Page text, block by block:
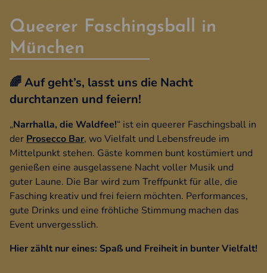
Narrhalla, die Waldfee!
Beschreibung
Queerer Faschingsball in
München
🌈 Auf geht’s, lasst uns die Nacht
durchtanzen und feiern!
„Narrhalla, die Waldfee!“ ist ein queerer Faschingsball in
der Prosecco Bar, wo Vielfalt und Lebensfreude im
Mittelpunkt stehen. Gäste kommen bunt kostümiert und
genießen eine ausgelassene Nacht voller Musik und
guter Laune. Die Bar wird zum Treffpunkt für alle, die
Fasching kreativ und frei feiern möchten. Performances,
gute Drinks und eine fröhliche Stimmung machen das
Event unvergesslich.
Hier zählt nur eines: Spaß und Freiheit in bunter Vielfalt!